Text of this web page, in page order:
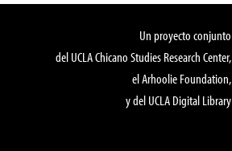
Un proyecto conjunto
del UCLA Chicano Studies Research Center,
el Arhoolie Foundation,
y del UCLA Digital Library